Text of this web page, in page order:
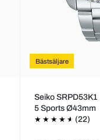
Bästsäljare
Seiko SRPD53K1
5 Sports Ø43mm
(22)